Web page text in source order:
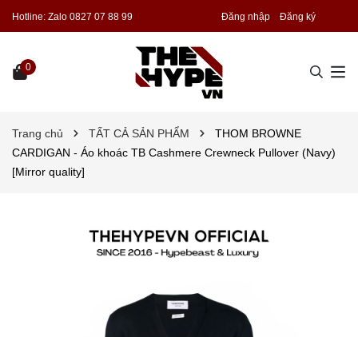
Hotline: Zalo 0827 07 88 99 Đăng nhập Đăng ký
0
Trang chủ TẤT CẢ SẢN PHẨM
THOM BROWNE
CARDIGAN - Áo khoác TB Cashmere Crewneck Pullover (Navy)
[Mirror quality]